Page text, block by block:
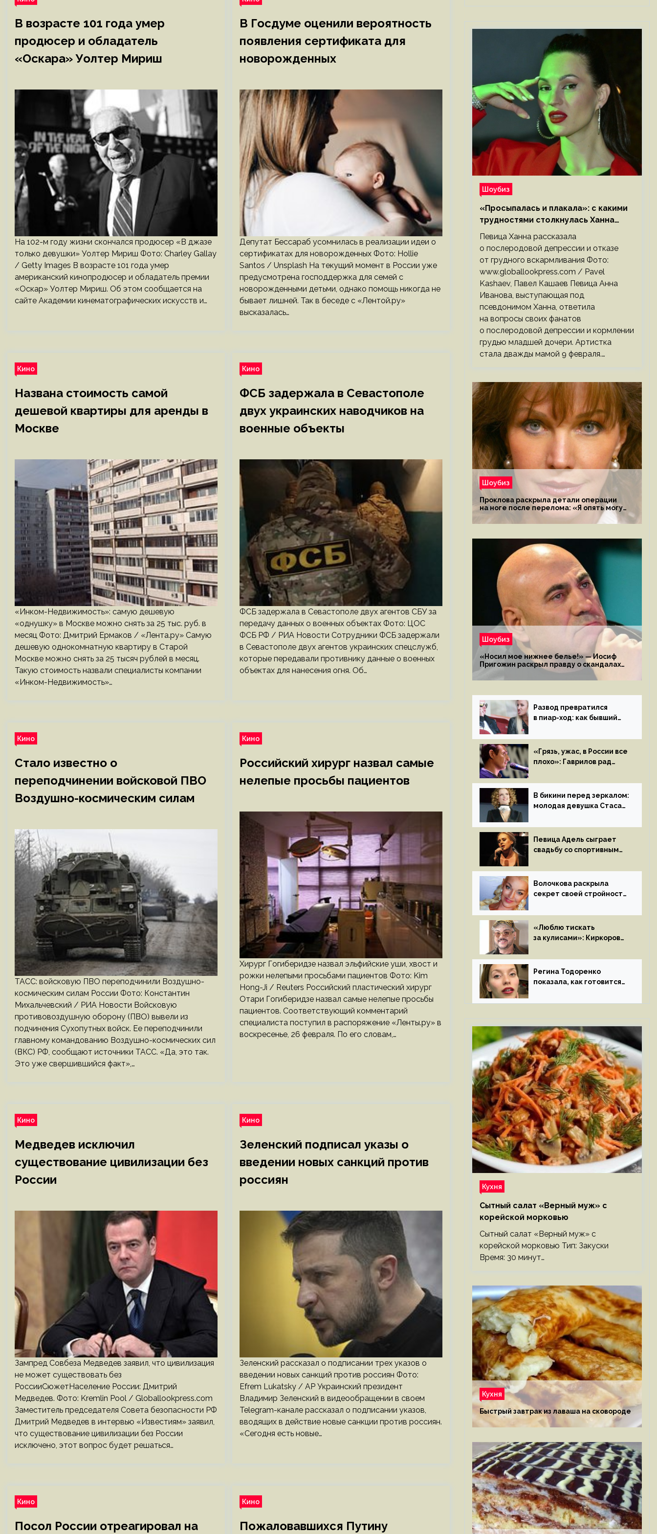
В возрасте 101 года умер
продюсер и обладатель
«Оскара» Уолтер Мириш
На 102-м году жизни скончался продюсер «В джазе
только девушки» Уолтер Мириш Фото: Charley Gallay
/ Getty Images В возрасте 101 года умер
американский кинопродюсер и обладатель премии
«Оскар» Уолтер Мириш. Об этом сообщается на
сайте Академии кинематографических искусств и…
В Госдуме оценили вероятность
появления сертификата для
новорожденных
Депутат Бессараб усомнилась в реализации идеи о
сертификатах для новорожденных Фото: Hollie
Santos / Unsplash На текущий момент в России уже
предусмотрена господдержка для семей с
новорожденными детьми, однако помощь никогда не
бывает лишней. Так в беседе с «Лентой.ру»
высказалась…
Кино
Названа стоимость самой
дешевой квартиры для аренды в
Москве
«Инком-Недвижимость»: самую дешевую
«однушку» в Москве можно снять за 25 тыс. руб. в
месяц Фото: Дмитрий Ермаков / «Лента.ру» Самую
дешевую однокомнатную квартиру в Старой
Москве можно снять за 25 тысяч рублей в месяц.
Такую стоимость назвали специалисты компании
«Инком-Недвижимость»…
Кино
ФСБ задержала в Севастополе
двух украинских наводчиков на
военные объекты
ФСБ задержала в Севастополе двух агентов СБУ за
передачу данных о военных объектах Фото: ЦОС
ФСБ РФ / РИА Новости Сотрудники ФСБ задержали
в Севастополе двух агентов украинских спецслужб,
которые передавали противнику данные о военных
объектах для нанесения огня. Об…
Кино
Стало известно о
переподчинении войсковой ПВО
Воздушно-космическим силам
ТАСС: войсковую ПВО переподчинили Воздушно-
космическим силам России Фото: Константин
Михальчевский / РИА Новости Войсковую
противовоздушную оборону (ПВО) вывели из
подчинения Сухопутных войск. Ее переподчинили
главному командованию Воздушно-космических сил
(ВКС) РФ, сообщают источники ТАСС. «Да, это так.
Это уже свершившийся факт»,…
Кино
Российский хирург назвал самые
нелепые просьбы пациентов
Хирург Гогиберидзе назвал эльфийские уши, хвост и
рожки нелепыми просьбами пациентов Фото: Kim
Hong-Ji / Reuters Российский пластический хирург
Отари Гогиберидзе назвал самые нелепые просьбы
пациентов. Соответствующий комментарий
специалиста поступил в распоряжение «Ленты.ру» в
воскресенье, 26 февраля. По его словам,…
Кино
Медведев исключил
существование цивилизации без
России
Зампред Совбеза Медведев заявил, что цивилизация
не может существовать без
РоссииСюжетНаселение России: Дмитрий
Медведев. Фото: Kremlin Pool / Globallookpress.com
Заместитель председателя Совета безопасности РФ
Дмитрий Медведев в интервью «Известиям» заявил,
что существование цивилизации без России
исключено, этот вопрос будет решаться…
Кино
Зеленский подписал указы о
введении новых санкций против
россиян
Зеленский рассказал о подписании трех указов о
введении новых санкций против россиян Фото:
Efrem Lukatsky / AP Украинский президент
Владимир Зеленский в видеообращении в своем
Telegram-канале рассказал о подписании указов,
вводящих в действие новые санкции против россиян.
«Сегодня есть новые…
Кино
Посол России отреагировал на
Кино
Пожаловавшихся Путину
Шоубиз
«Просыпалась и плакала»: с какими
трудностями столкнулась Ханна
после родов
Певица Ханна рассказала
о послеродовой депрессии и отказе
от грудного вскармливания Фото:
www.globallookpress.com / Pavel
Kashaev, Павел Кашаев Певица Анна
Иванова, выступающая под
псевдонимом Ханна, ответила
на вопросы своих фанатов
о послеродовой депрессии и кормлении
грудью младшей дочери. Артистка
стала дважды мамой 9 февраля.…
Шоубиз
Проклова раскрыла детали операции
на ноге после перелома: «Я опять могу
ходить»
Шоубиз
«Носил мое нижнее белье!» — Иосиф
Пригожин раскрыл правду о скандалах
с мужем своей экс-жены
Развод превратился
в пиар-ход: как бывший
популярной
«Грязь, ужас, в России все
плохо»: Гаврилов рад
иноагентов
В бикини перед зеркалом:
молодая девушка Стаса
на камеру
Певица Адель сыграет
свадьбу со спортивным
этим летом
Волочкова раскрыла
секрет своей стройности:
страстные…»
«Люблю тискать
за кулисами»: Киркоров
к молодой особе
Регина Тодоренко
показала, как готовится
ребенка
Кухня
Сытный салат «Верный муж» с
корейской морковью
Сытный салат «Верный муж» с
корейской морковью Тип: Закуски
Время: 30 минут…
Кухня
Быстрый завтрак из лаваша на сковороде